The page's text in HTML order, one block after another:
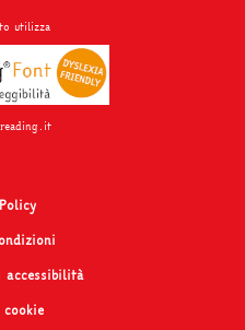
utilizza
accessibilità